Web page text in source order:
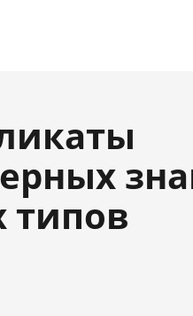
типов